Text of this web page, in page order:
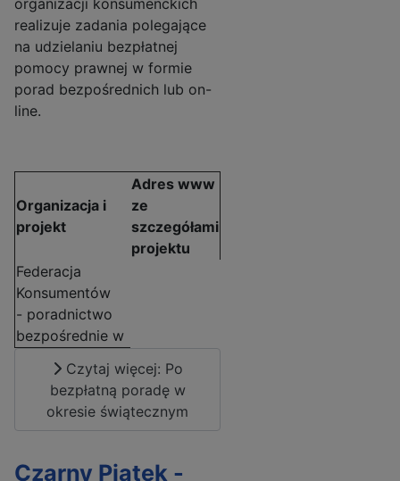
realizuje zadania polegające
na udzielaniu bezpłatnej
pomocy prawnej w formie
porad bezpośrednich lub on-
line.
Organizacja i
projekt
Adres www
ze
szczegółami
projektu
Federacja
Konsumentów
- poradnictwo
bezpośrednie w
Czytaj więcej: Po
bezpłatną poradę w
okresie świątecznym
Czarny Piątek -